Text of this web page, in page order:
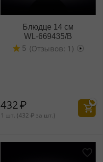
Блюдце 14 см
WL‑669435/B
(Отзывов: 1)
5
432₽
1 шт. (432 ₽ за шт.)